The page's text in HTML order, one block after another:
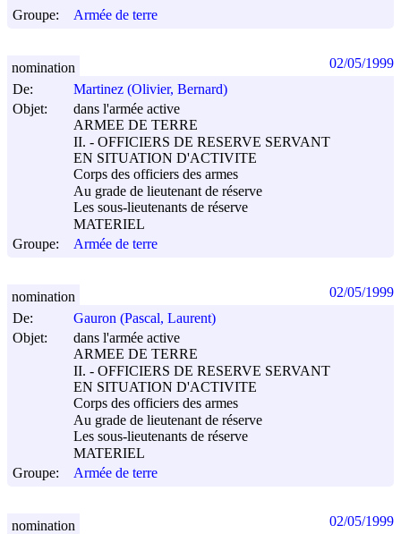
Groupe:
Armée de terre
De:
Martinez (Olivier, Bernard)
Objet:
dans l'armée active
ARMEE DE TERRE
II. - OFFICIERS DE RESERVE SERVANT
EN SITUATION D'ACTIVITE
Corps des officiers des armes
Au grade de lieutenant de réserve
Les sous-lieutenants de réserve
MATERIEL
Groupe:
Armée de terre
nomination 02/05/1999
De:
Gauron (Pascal, Laurent)
Objet:
dans l'armée active
ARMEE DE TERRE
II. - OFFICIERS DE RESERVE SERVANT
EN SITUATION D'ACTIVITE
Corps des officiers des armes
Au grade de lieutenant de réserve
Les sous-lieutenants de réserve
MATERIEL
Groupe:
Armée de terre
nomination 02/05/1999
nomination 02/05/1999